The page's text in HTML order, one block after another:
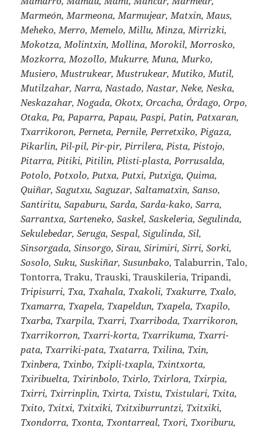
Marmeón, Marmeona, Marmujear, Matxin, Maus,
Meheko, Merro, Memelo, Millu, Minza, Mirrizki,
Mokotza, Molintxin, Mollina, Morokil, Morrosko,
Mozkorra, Mozollo, Mukurre, Muna, Murko,
Musiero, Mustrukear, Mustrukear, Mutiko, Mutil,
Mutilzahar, Narra, Nastado, Nastar, Neke, Neska,
Neskazahar, Nogada, Okotx, Orcacha, Órdago, Orpo,
Otaka, Pa, Paparra, Papau, Paspi, Patin, Patxaran,
Txarrikoron, Perneta, Pernile, Perretxiko, Pigaza,
Pikarlin, Pil-pil, Pir-pir, Pirrilera, Pista, Pistojo,
Pitarra, Pitiki, Pitilin, Plisti-plasta, Porrusalda,
Potolo, Potxolo, Putxa, Putxi, Putxiga, Quima,
Quiñar, Sagutxu, Saguzar, Saltamatxin, Sanso,
Santiritu, Sapaburu, Sarda, Sarda-kako, Sarra,
Sarrantxa, Sarteneko, Saskel, Saskeleria, Segulinda,
Sekulebedar, Seruga, Sespal, Sigulinda, Sil,
Sinsorgada, Sinsorgo, Sirau, Sirimiri, Sirri, Sorki,
Sosolo, Suku, Suskiñar, Susunbako, Talaburrin, Talo,
Tontorra, Traku, Trauski, Trauskileria, Tripandi,
Tripisurri, Txa, Txahala, Txakoli, Txakurre, Txalo,
Txamarra, Txapela, Txapeldun, Txapela, Txapilo,
Txarba, Txarpila, Txarri, Txarriboda, Txarrikoron,
Txarrikorron, Txarri-korta, Txarrikuma, Txarri-
pata, Txarriki-pata, Txatarra, Txilina, Txin,
Txinbera, Txinbo, Txipli-txapla, Txintxorta,
Txiribuelta, Txirinbolo, Txirlo, Txirlora, Txirpia,
Txirri, Txirrinplin, Txirta, Txistu, Txistulari, Txita,
Txito, Txitxi, Txitxiki, Txitxiburruntzi, Txitxiki,
Txondorra, Txonta, Txontarreal, Txori, Txoriburu,